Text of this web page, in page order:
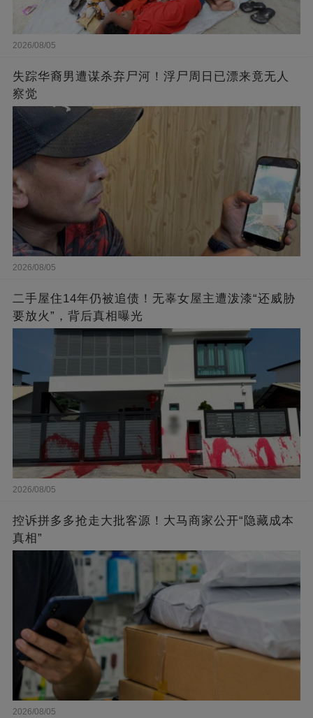
2026/08/05
失踪华裔男遭谋杀弃尸河！浮尸周日已漂来竟无人
察觉
2026/08/05
二手屋住14年仍被追债！无辜女屋主遭泼漆“还威胁
要放火”，背后真相曝光
2026/08/05
控诉拼多多抢走大批客源！大马商家公开“隐藏成本
真相”
2026/08/05